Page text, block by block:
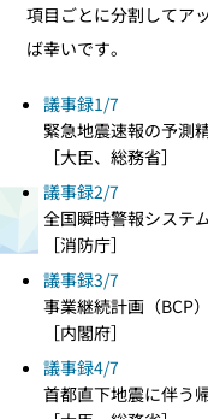
項目ごとに分割してア
ば幸いです。
議事録1/7
緊急地震速報の予測
［大臣、総務省］
議事録2/7
全国瞬時警報システ
［消防庁］
議事録3/7
事業継続計画（BCP
［内閣府］
議事録4/7
首都直下地震に伴う